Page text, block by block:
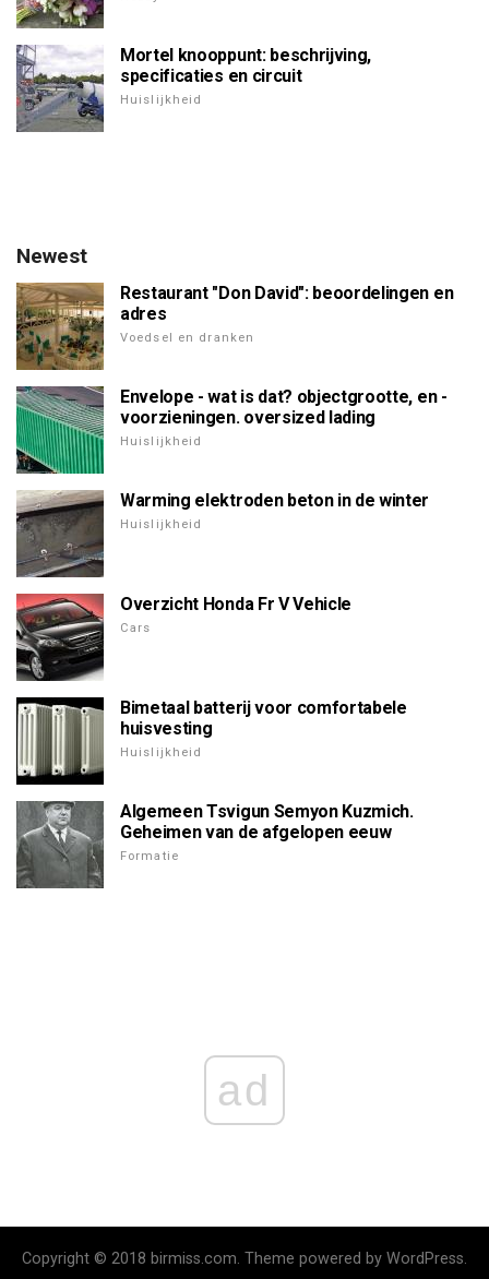
Mortel knooppunt: beschrijving,
specificaties en circuit
Huislijkheid
Newest
Restaurant "Don David": beoordelingen en
adres
Voedsel en dranken
Envelope - wat is dat? objectgrootte, en -
voorzieningen. oversized lading
Huislijkheid
Warming elektroden beton in de winter
Huislijkheid
Overzicht Honda Fr V Vehicle
Cars
Bimetaal batterij voor comfortabele
huisvesting
Huislijkheid
Algemeen Tsvigun Semyon Kuzmich.
Geheimen van de afgelopen eeuw
Formatie
ad
Copyright © 2018 birmiss.com. Theme powered by WordPress.